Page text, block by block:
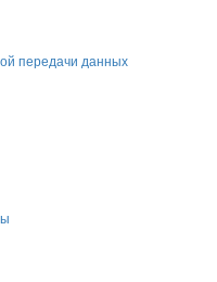
передачи данных